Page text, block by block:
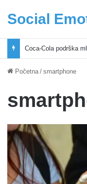
Social
Početna / smartphone